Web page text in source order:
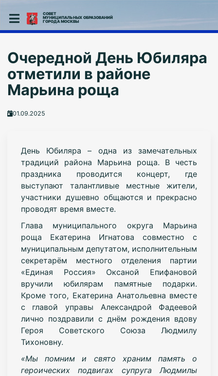
СОВЕТ
МУНИЦИПАЛЬНЫХ ОБРАЗОВАНИЙ
ГОРОДА МОСКВЫ
Очередной День Юбиляра
отметили в районе
Марьина роща
01.09.2025
День Юбиляра – одна из замечательных
традиций района Марьина роща. В честь
праздника проводится концерт, где
выступают талантливые местные жители,
участники душевно общаются и прекрасно
проводят время вместе.
Глава муниципального округа Марьина
роща Екатерина Игнатова совместно с
муниципальным депутатом, исполнительным
секретарём местного отделения партии
«Единая Россия» Оксаной Епифановой
вручили юбилярам памятные подарки.
Кроме того, Екатерина Анатольевна вместе
с главой управы Александрой Фадеевой
лично поздравили с днём рождения вдову
Героя Советского Союза Людмилу
Тихоновну.
«Мы помним и свято храним память о
героических подвигах супруга Людмилы